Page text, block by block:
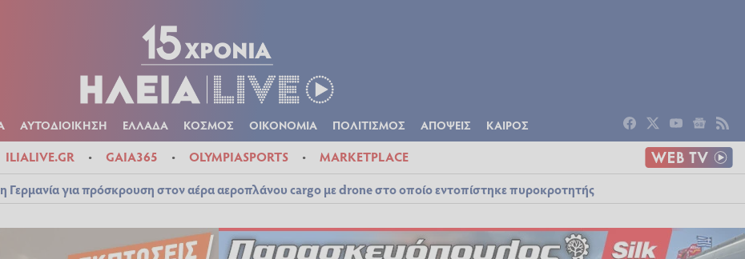
ΑΥΤΟΔΙΟΙΚΗΣΗ ΕΛΛΑΔΑ ΚΟΣΜΟΣ ΟΙΚΟΝΟΜΙΑ ΠΟΛΙΤΙΣΜΟΣ ΑΠΟΨΕΙΣ ΚΑΙΡΟΣ
ILIALIVE.GR GAIA365 OLYMPIASPORTS MARKETPLACE
Γερμανία για πρόσκρουση στον αέρα αεροπλάνου cargo με drone στο οποίο εντοπίστηκε πυροκροτητής